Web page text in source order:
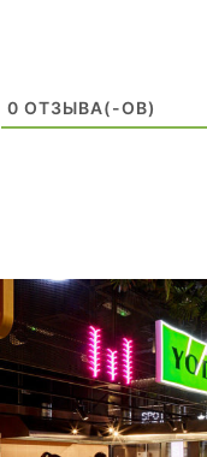
0 ОТЗЫВA(-ОВ)